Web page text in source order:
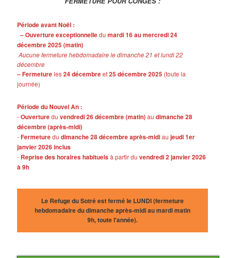
Période avant Noël :
– Ouverture exceptionnelledumardi 16 au mercredi 24
décembre 2025 (matin)
Aucune fermeture hebdomadaire le dimanche 21 et lundi 22
décembre
– Fermetureles24 décembreet25 décembre 2025 (toute la
journée)
Période du Nouvel An :
-Ouvertureduvendredi 26 décembre (matin)audimanche 28
décembre (après-midi)
-Fermeturedudimanche 28 décembre après-midiaujeudi 1er
janvier 2026 inclus
- Reprise des horaires habituelsà partir duvendredi 2 janvier 2026
à 9h
Le Refuge du Sotré est fermé le LUNDI (fermeture
hebdomadaire du dimanche après-midi au mardi matin
9h, toute l'année).